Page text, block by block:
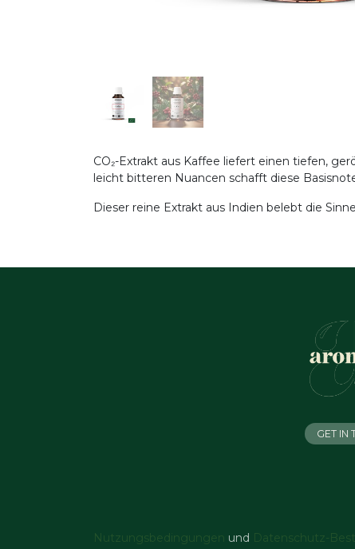
CO₂-Extrakt aus Kaffee liefert einen tiefen,
leicht bitteren Nuancen schafft diese
Dieser reine Extrakt aus Indien belebt die
GET IN
Nutzungsbedingungen und Datenschutz-